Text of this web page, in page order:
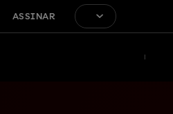
ASSINAR